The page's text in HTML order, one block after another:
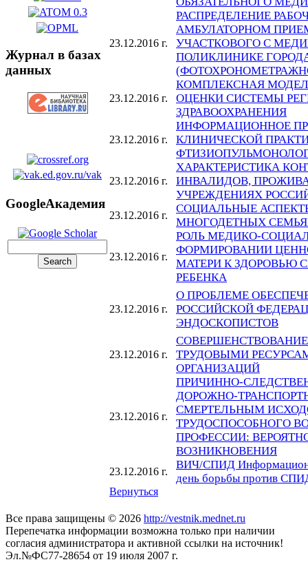
Журнал в базах
данных
GoogleАкадемия
23.12.2016 г.
РАСПРЕДЕЛЕНИЕ
АМБУЛАТОРНОМ
УЧАСТКОВОГО С
ПОЛИКЛИНИКЕ
23.12.2016 г.
КОМПЛЕКСНАЯ
ОЦЕНКИ СИСТЕМЫ
ЗДРАВООХРАНЕНИЯ
23.12.2016 г.
ИНФОРМАЦИОННОЕ
КЛИНИЧЕСКОЙ
23.12.2016 г.
ХАРАКТЕРИСТИКА
ИНВАЛИДОВ,
УЧРЕЖДЕНИЯХ
23.12.2016 г.
СОЦИАЛЬНЫЕ
МНОГОДЕТНЫХ
23.12.2016 г.
РОЛЬ МЕДИКО-
ФОРМИРОВАНИИ
МАТЕРИ К ЗДОРОВЬЮ
РЕБЕНКА
23.12.2016 г.
О ПРОБЛЕМЕ
РОССИЙСКОЙ
ЭНДОСКОПИСТОВ
23.12.2016 г.
ТРУДОВЫМИ
ОРГАНИЗАЦИЙ
23.12.2016 г.
ПРИЧИННО-
ДОРОЖНО-
СМЕРТЕЛЬНЫМ
ТРУДОСПОСОБНОГО
ПРОФЕССИИ:
ВОЗНИКНОВЕНИЯ
23.12.2016 г.
ВИЧ/СПИД
день борьбы против
Вернуться
Все права защищены © 2026 http://vestnik.mednet.ru
Перепечатка информации возможна только при наличии
согласия администратора и активной ссылки на источник!
Эл.№ФС77-28654 от 19 июля 2007 г.